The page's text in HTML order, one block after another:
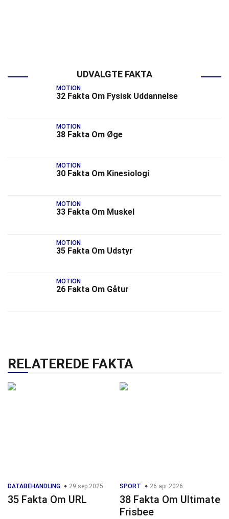
UDVALGTE FAKTA
MOTION
32 Fakta Om Fysisk Uddannelse
MOTION
38 Fakta Om Øge
MOTION
30 Fakta Om Kinesiologi
MOTION
33 Fakta Om Muskel
MOTION
35 Fakta Om Udstyr
MOTION
26 Fakta Om Gåtur
RELATEREDE FAKTA
DATABEHANDLING 29 sep 2025
35 Fakta Om URL
SPORT 26 apr 2026
38 Fakta Om Ultimate
Frisbee